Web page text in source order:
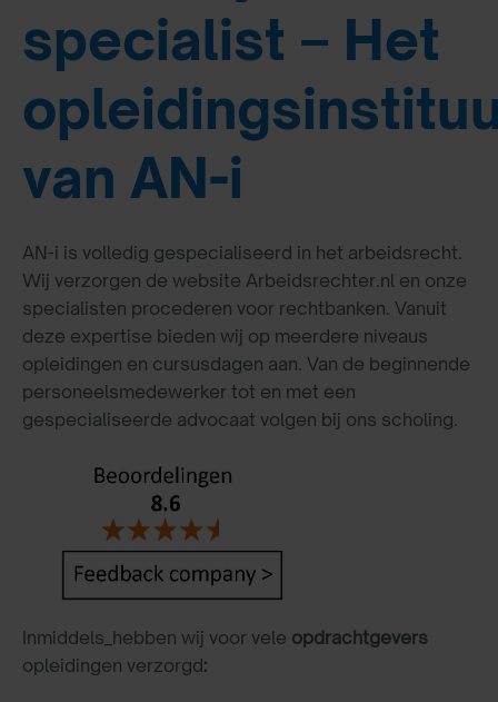
specialist – Het
van AN-i
AN-i is volledig gespecialiseerd in het arbeidsrecht.
Wij verzorgen de website Arbeidsrechter.nl en onze
specialisten procederen voor rechtbanken. Vanuit
deze expertise bieden wij op meerdere niveaus
opleidingen en cursusdagen aan. Van de beginnende
personeelsmedewerker tot en met een
gespecialiseerde advocaat volgen bij ons scholing.
Inmiddels_hebben wij voor vele opdrachtgevers
opleidingen verzorgd: